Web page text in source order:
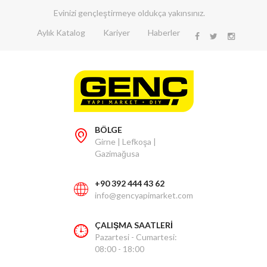
Evinizi gençleştirmeye oldukça yakınsınız.
Aylık Katalog
Kariyer Haberler
BÖLGE
Girne | Lefkoşa |
Gazimağusa
+90 392 444 43 62
info@gencyapimarket.com
ÇALIŞMA SAATLERİ
Pazartesi - Cumartesi:
08:00 - 18:00